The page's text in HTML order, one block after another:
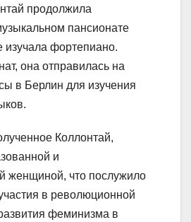
продолжила
пансионате
изучала фортепиано.
она отправилась на
в Берлин для изучения
Коллонтай,
и
женщиной, что послужило
в революционной
феминизма в